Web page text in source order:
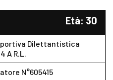
Età: 30
Dilettantistica
A R.l.
N°605415